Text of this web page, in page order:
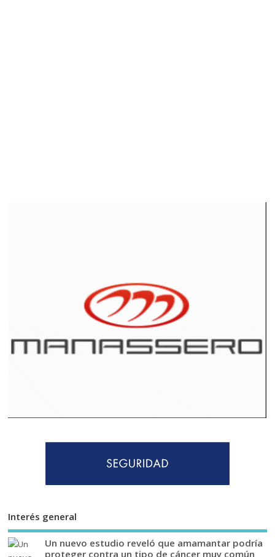
Interés general
Un nuevo estudio reveló que amamantar podría
proteger contra un tipo de cáncer muy común